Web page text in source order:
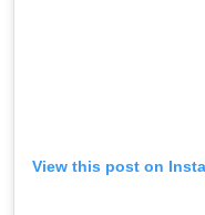
View this post on